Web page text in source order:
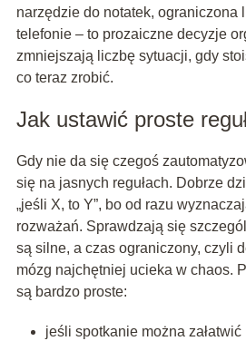
narzędzie do notatek, ograniczona
telefonie – to prozaiczne decyzje
zmniejszają liczbę sytuacji, gdy
co teraz zrobić.
Jak ustawić proste
Gdy nie da się czegoś
się na jasnych regułach. Dobrze
„jeśli X, to Y”, bo od razu
rozważań. Sprawdzają się
są silne, a czas ograniczony, czyli
mózg najchętniej ucieka w chaos.
są bardzo proste:
jeśli spotkanie można